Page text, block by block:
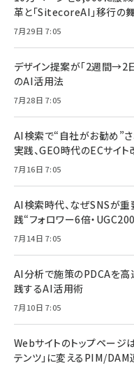
革と「SitecoreAI」移行の
7月29日 7:05
デザイン提案が「2週間→2
のAI活用法
7月28日 7:05
AI検索で“自社がお勧め”
実践、GEO時代のECサイト
7月16日 7:05
AI検索時代、なぜSNSが重
践“フォロワー6倍・
7月14日 7:05
AI分析で施策のPDCAを
践するAI活用術
7月10日 7:05
Webサイトのトップページ
テンツ」に変えるPIM/DAM